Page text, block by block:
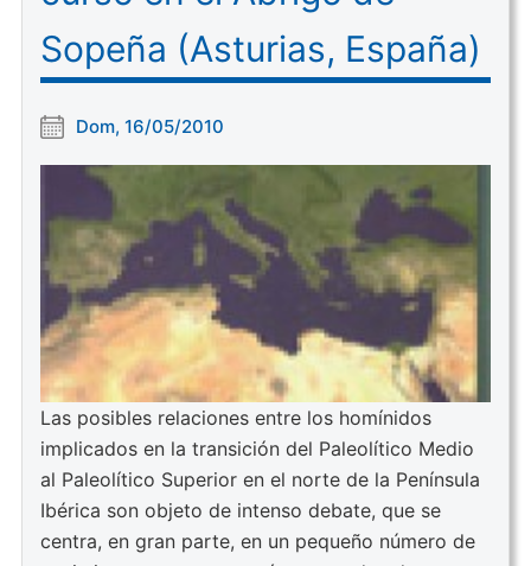
Sopeña (Asturias, España)
Dom, 16/05/2010
Las posibles relaciones entre los homínidos
implicados en la transición del Paleolítico Medio
al Paleolítico Superior en el norte de la Península
Ibérica son objeto de intenso debate, que se
centra, en gran parte, en un pequeño número de